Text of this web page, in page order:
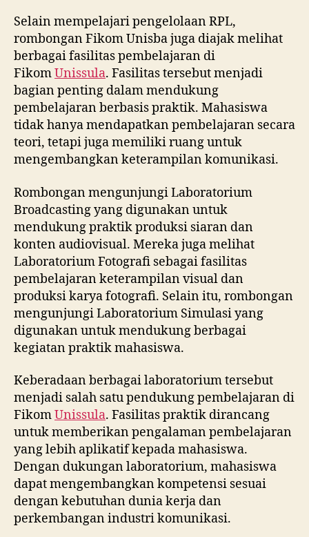
Selain mempelajari pengelolaan RPL,
rombongan Fikom Unisba juga diajak melihat
berbagai fasilitas pembelajaran di
FikomUnissula. Fasilitas tersebut menjadi
bagian penting dalam mendukung
pembelajaran berbasis praktik. Mahasiswa
tidak hanya mendapatkan pembelajaran secara
teori, tetapi juga memiliki ruang untuk
mengembangkan keterampilan komunikasi.
Rombongan mengunjungi Laboratorium
Broadcasting yang digunakan untuk
mendukung praktik produksi siaran dan
konten audiovisual. Mereka juga melihat
Laboratorium Fotografi sebagai fasilitas
pembelajaran keterampilan visual dan
produksi karya fotografi. Selain itu, rombongan
mengunjungi Laboratorium Simulasi yang
digunakan untuk mendukung berbagai
kegiatan praktik mahasiswa.
Keberadaan berbagai laboratorium tersebut
menjadi salah satu pendukung pembelajaran di
FikomUnissula. Fasilitas praktik dirancang
untuk memberikan pengalaman pembelajaran
yang lebih aplikatif kepada mahasiswa.
Dengan dukungan laboratorium, mahasiswa
dapat mengembangkan kompetensi sesuai
dengan kebutuhan dunia kerja dan
perkembangan industri komunikasi.